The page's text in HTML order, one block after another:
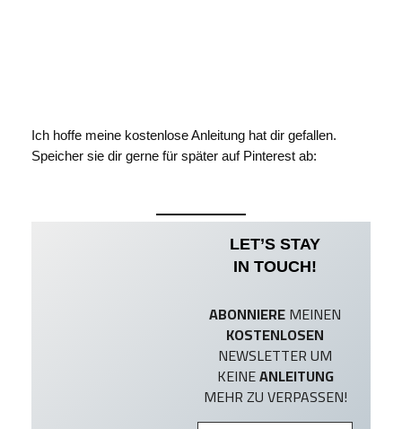
Ich hoffe meine kostenlose Anleitung hat dir gefallen.
Speicher sie dir gerne für später auf Pinterest ab:
LET’S STAY
IN TOUCH!
ABONNIEREMEINEN
KOSTENLOSEN
NEWSLETTER UM
KEINEANLEITUNG
MEHR ZU VERPASSEN!